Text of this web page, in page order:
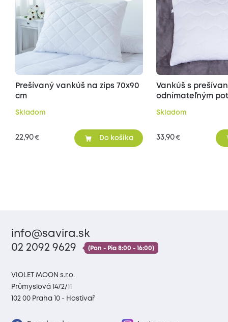
Prešívaný vankúš na zips 70x90
cm
Skladom
22,90€ Do košíka
Vankúš s
odnímateľným
Skladom
33,90€
info@savira.sk
02 2092 9629
(Pon - Pia 8:00 - 16:00)
VIOLET MOON s.r.o.
Průmyslová 1472/11
102 00 Praha 10 - Hostivař